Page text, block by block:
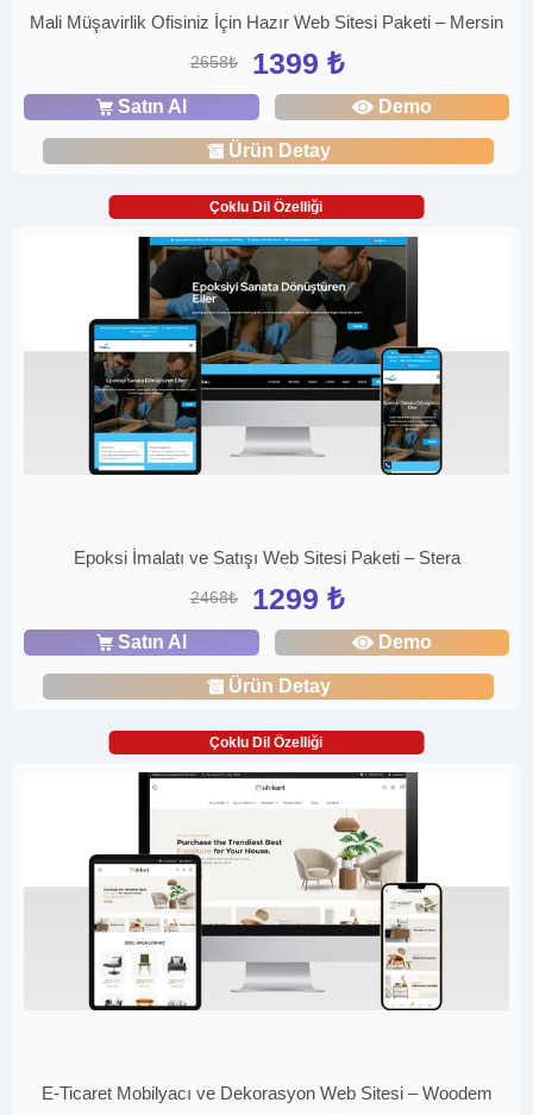
Mali Müşavirlik Ofisiniz İçin Hazır Web Sitesi Paketi – Mersin
2658₺ 1399 ₺
Satın Al Demo
Ürün Detay
Çoklu Dil Özelliği
Epoksi İmalatı ve Satışı Web Sitesi Paketi – Stera
2468₺ 1299 ₺
Satın Al Demo
Ürün Detay
Çoklu Dil Özelliği
E-Ticaret Mobilyacı ve Dekorasyon Web Sitesi – Woodem